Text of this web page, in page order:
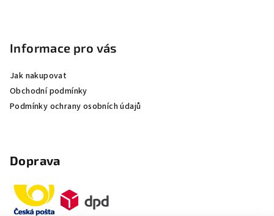
Informace pro vás
Jak nakupovat
Obchodní podmínky
Podmínky ochrany osobních údajů
Doprava